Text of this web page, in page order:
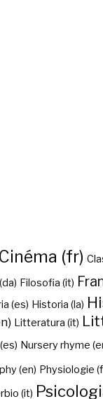
Cinéma (fr)
Filosofia (it)
(es) Historia (la)
Litteratura (it)
Nursery rhyme
(en) Physiologie
(it)